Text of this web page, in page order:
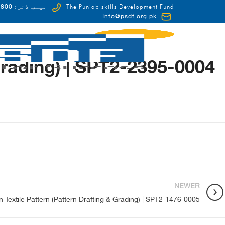
The Punjab skills Development Fund ہیلپ لائن:
Info@psdf.org.pk
FCDO | SPT2-2395-0004
NEWER
Textile Pattern (Pattern Drafting & Grading) | SPT2-1476-0005